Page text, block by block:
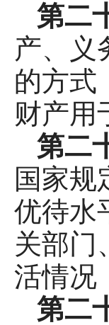
第二
产、义
的方式
财产用
第二
国家规
优待水
关部门
活情况
第二